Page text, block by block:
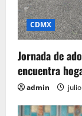
CDMX
Jornada de
encuentra
admin